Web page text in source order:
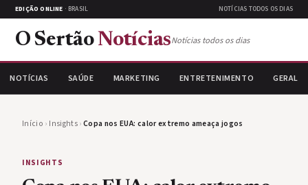
EDIÇÃO ONLINE · BRASIL NOTÍCIAS TODOS OS DIAS
O Sertão NotíciasNotícias todos os dias
NOTÍCIAS SAÚDE MARKETING ENTRETENIMENTO GERAL
Início › Insights›Copa nos EUA: calor extremo ameaça jogos
INSIGHTS